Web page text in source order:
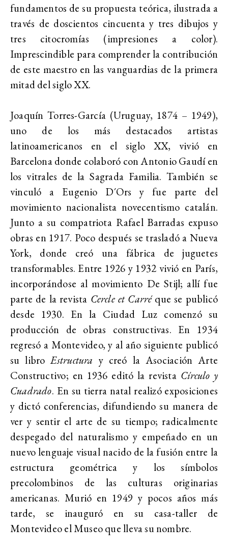
fundamentos de su propuesta teórica, ilustrada a
través de doscientos cincuenta y tres dibujos y
tres citocromías (impresiones a color).
Imprescindible para comprender la contribución
de este maestro en las vanguardias de la primera
mitad del siglo XX.
Joaquín Torres-García (Uruguay, 1874 – 1949),
uno de los más destacados artistas
latinoamericanos en el siglo XX, vivió en
Barcelona donde colaboró con Antonio Gaudí en
los vitrales de la Sagrada Familia. También se
vinculó a Eugenio D´Ors y fue parte del
movimiento nacionalista novecentismo catalán.
Junto a su compatriota Rafael Barradas expuso
obras en 1917. Poco después se trasladó a Nueva
York, donde creó una fábrica de juguetes
transformables. Entre 1926 y 1932 vivió en París,
incorporándose al movimiento De Stijl; allí fue
parte de la revista Cercle et Carréque se publicó
desde 1930. En la Ciudad Luz comenzó su
producción de obras constructivas. En 1934
regresó a Montevideo, y al año siguiente publicó
su libroEstructura y creó la Asociación Arte
Constructivo; en 1936 editó la revista Círculo y
Cuadrado. En su tierra natal realizó exposiciones
y dictó conferencias, difundiendo su manera de
ver y sentir el arte de su tiempo; radicalmente
despegado del naturalismo y empeñado en un
nuevo lenguaje visual nacido de la fusión entre la
estructura geométrica y los símbolos
precolombinos de las culturas originarias
americanas. Murió en 1949 y pocos años más
tarde, se inauguró en su casa-taller de
Montevideo el Museo que lleva su nombre.